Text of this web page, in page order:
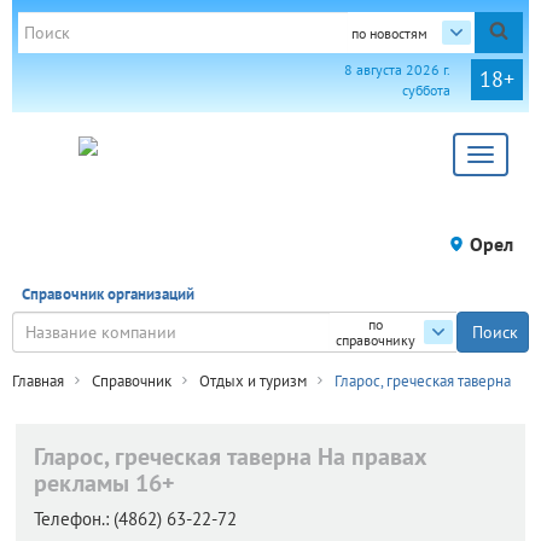
по новостям
18+
8 августа 2026 г.
суббота
Toggle
Орел
Справочник организаций
по
справочнику
Главная Справочник Отдых и туризм Гларос, греческая таверна
Гларос, греческая таверна На правах
рекламы 16+
Телефон.: (4862) 63-22-72